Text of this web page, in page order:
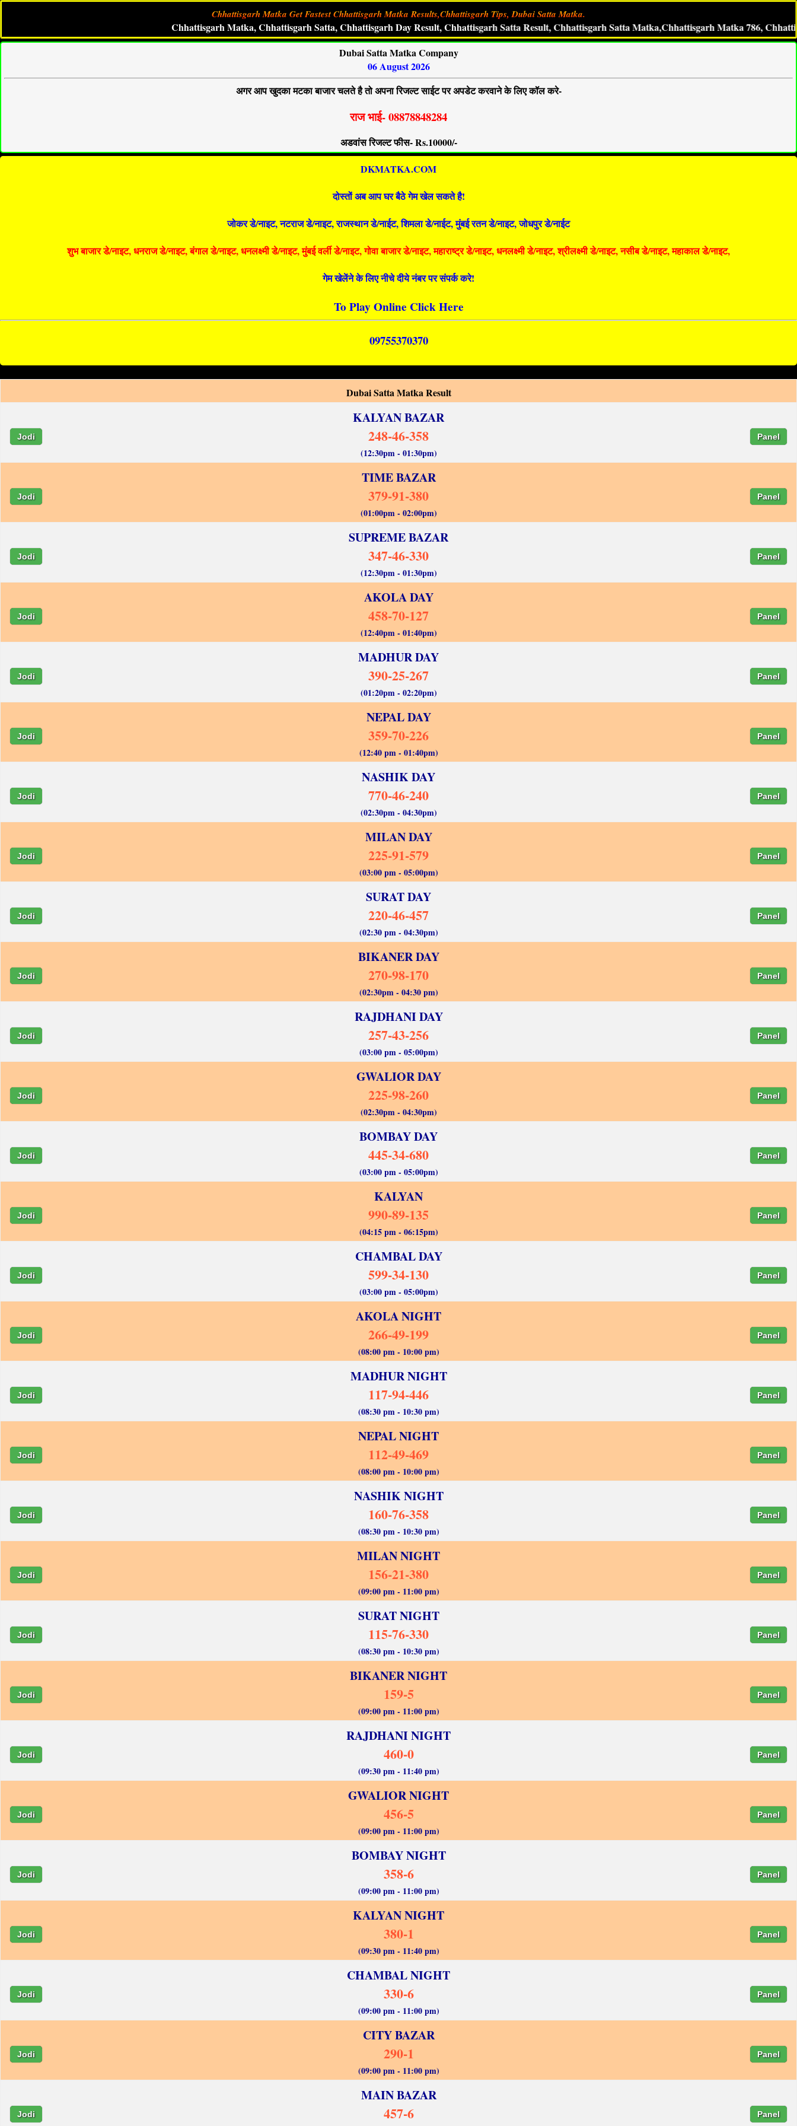
Chhattisgarh Matka Get Fastest Chhattisgarh Matka Results,Chhattisgarh Tips, Dubai Satta Matka.
Chhattisgarh Matka, Chhattisgarh Satta, Chhattisgarh Day Result, Chhattisgarh Satta Result, Chhattisgarh Satta Matka,Chhattisgarh Matka 786,
Dubai Satta Matka Company
06 August 2026
अगर आप खुदका मटका बाजार चलते है तो अपना रिजल्ट साईट पर अपडेट करवाने के लिए कॉल करे-
राज भाई- 08878848284
अडवांस रिजल्ट फीस- Rs.10000/-
DKMATKA.COM
दोस्तों अब आप घर बैठे गेम खेल सकते है!
जोकर डे/नाइट, नटराज डे/नाइट, राजस्थान डे/नाईट, शिमला डे/नाईट, मुंबई रतन डे/नाइट, जोधपुर डे/नाईट
शुभ बाजार डे/नाइट, धनराज डे/नाइट, बंगाल डे/नाइट, धनलक्ष्मी डे/नाइट, मुंबई वर्ली डे/नाइट, गोवा बाजार डे/नाइट, महाराष्ट्र डे/नाइट, धनलक्ष्मी डे/नाइट, श्रीलक्ष्मी डे/नाइट, नसीब डे/नाइट, महाकाल डे/नाइट,
गेम खेलेंने के लिए नीचे दीये नंबर पर संपर्क करे!
To Play Online Click Here
09755370370
Dubai Satta Matka Result
KALYAN BAZAR
Jodi 248-46-358 Panel
(12:30pm - 01:30pm)
TIME BAZAR
Jodi 379-91-380 Panel
(01:00pm - 02:00pm)
SUPREME BAZAR
Jodi 347-46-330 Panel
(12:30pm - 01:30pm)
AKOLA DAY
Jodi 458-70-127 Panel
(12:40pm - 01:40pm)
MADHUR DAY
Jodi 390-25-267 Panel
(01:20pm - 02:20pm)
NEPAL DAY
Jodi 359-70-226 Panel
(12:40 pm - 01:40pm)
NASHIK DAY
Jodi 770-46-240 Panel
(02:30pm - 04:30pm)
MILAN DAY
Jodi 225-91-579 Panel
(03:00 pm - 05:00pm)
SURAT DAY
Jodi 220-46-457 Panel
(02:30 pm - 04:30pm)
BIKANER DAY
Jodi 270-98-170 Panel
(02:30pm - 04:30 pm)
RAJDHANI DAY
Jodi 257-43-256 Panel
(03:00 pm - 05:00pm)
GWALIOR DAY
Jodi 225-98-260 Panel
(02:30pm - 04:30pm)
BOMBAY DAY
Jodi 445-34-680 Panel
(03:00 pm - 05:00pm)
KALYAN
Jodi 990-89-135 Panel
(04:15 pm - 06:15pm)
CHAMBAL DAY
Jodi 599-34-130 Panel
(03:00 pm - 05:00pm)
AKOLA NIGHT
Jodi 266-49-199 Panel
(08:00 pm - 10:00 pm)
MADHUR NIGHT
Jodi 117-94-446 Panel
(08:30 pm - 10:30 pm)
NEPAL NIGHT
Jodi 112-49-469 Panel
(08:00 pm - 10:00 pm)
NASHIK NIGHT
Jodi 160-76-358 Panel
(08:30 pm - 10:30 pm)
MILAN NIGHT
Jodi 156-21-380 Panel
(09:00 pm - 11:00 pm)
SURAT NIGHT
Jodi 115-76-330 Panel
(08:30 pm - 10:30 pm)
BIKANER NIGHT
Jodi 159-5 Panel
(09:00 pm - 11:00 pm)
RAJDHANI NIGHT
Jodi 460-0 Panel
(09:30 pm - 11:40 pm)
GWALIOR NIGHT
Jodi 456-5 Panel
(09:00 pm - 11:00 pm)
BOMBAY NIGHT
Jodi 358-6 Panel
(09:00 pm - 11:00 pm)
KALYAN NIGHT
Jodi 380-1 Panel
(09:30 pm - 11:40 pm)
CHAMBAL NIGHT
Jodi 330-6 Panel
(09:00 pm - 11:00 pm)
CITY BAZAR
Jodi 290-1 Panel
(09:00 pm - 11:00 pm)
MAIN BAZAR
Jodi 457-6 Panel